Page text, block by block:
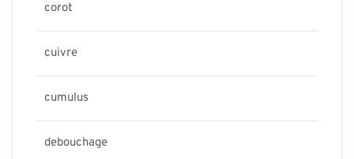
corot
cuivre
cumulus
debouchage